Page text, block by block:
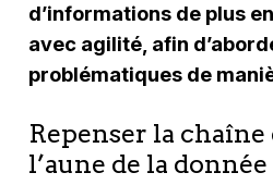
d’informations de plus
avec agilité, afin
problématiques de
Repenser la chaîne
l’aune de la donnée